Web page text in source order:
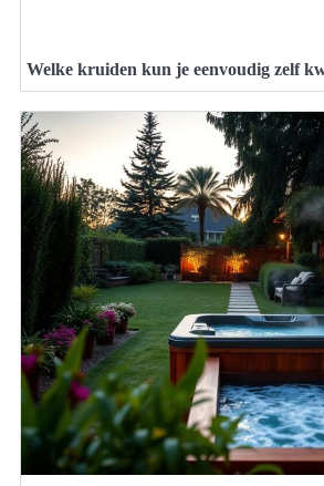
Welke kruiden kun je eenvoudig zelf